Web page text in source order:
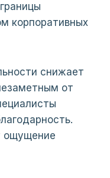
корпоративных
снижает
от
ощущение